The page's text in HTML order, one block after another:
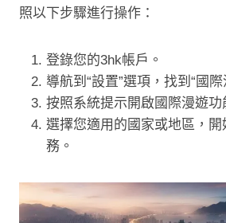
照以下步驟進行操作：
登錄您的3hk帳戶。
導航到“設置”選項，找到“國際
按照系統提示開啟國際漫遊功
選擇您適用的國家或地區，
務。